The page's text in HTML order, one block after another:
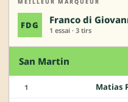
FDG Franco di
1 essai · 3 tirs
San Martin
1 Matias